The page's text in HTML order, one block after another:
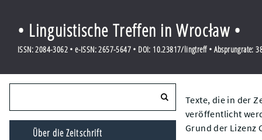
• Linguistische Treffen in Wrocław •
ISSN: 2084-3062 • e-ISSN: 2657-5647 • DOI: 10.23817/lingtreff • Absprungrate:
Über die Zeitschrift
Texte, die in der
veröffentlicht
Grund der Lizenz